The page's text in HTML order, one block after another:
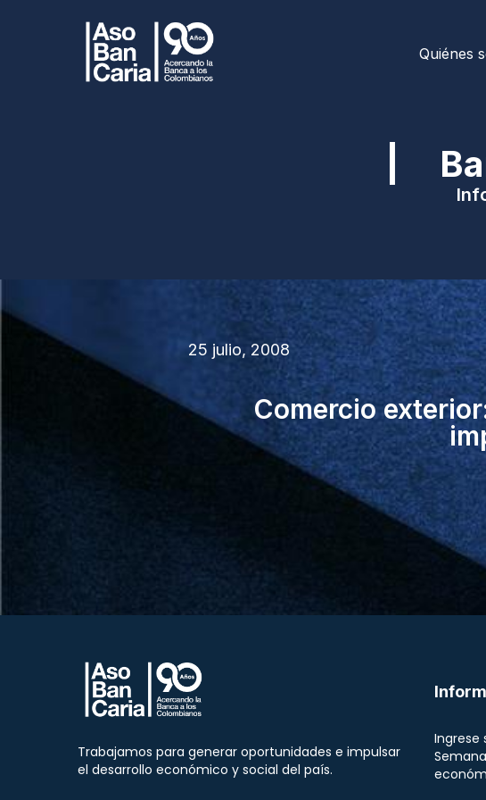
Quiénes
|
25 julio, 2008
Comercio
Trabajamos para generar oportunidades e impulsar
el desarrollo económico y social del país.
Ingrese